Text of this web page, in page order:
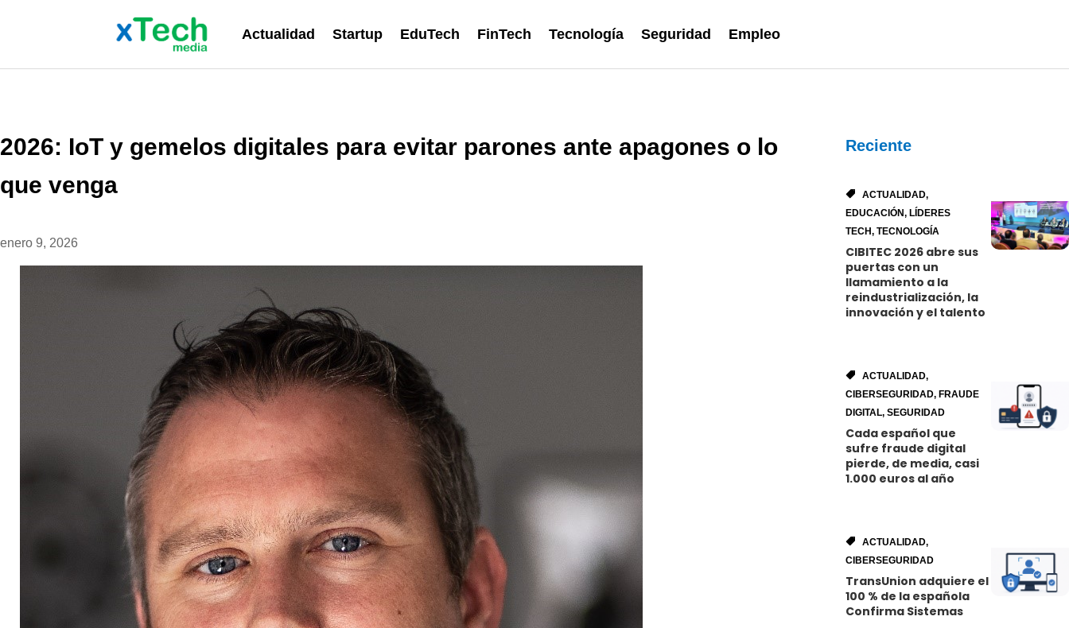
Actualidad Startup EduTech FinTech Tecnología Seguridad Empleo
2026: IoT y gemelos digitales para evitar parones ante apagones o lo
que venga
enero 9, 2026
Reciente
ACTUALIDAD,
EDUCACIÓN, LÍDERES
TECH,TECNOLOGÍA
CIBITEC 2026 abre sus
puertas con un
llamamiento a la
reindustrialización, la
innovación y el talento
ACTUALIDAD,
CIBERSEGURIDAD, FRAUDE
DIGITAL,SEGURIDAD
Cada español que
sufre fraude digital
pierde, de media, casi
1.000 euros al año
ACTUALIDAD,
CIBERSEGURIDAD
TransUnion adquiere el
100 % de la española
Confirma Sistemas